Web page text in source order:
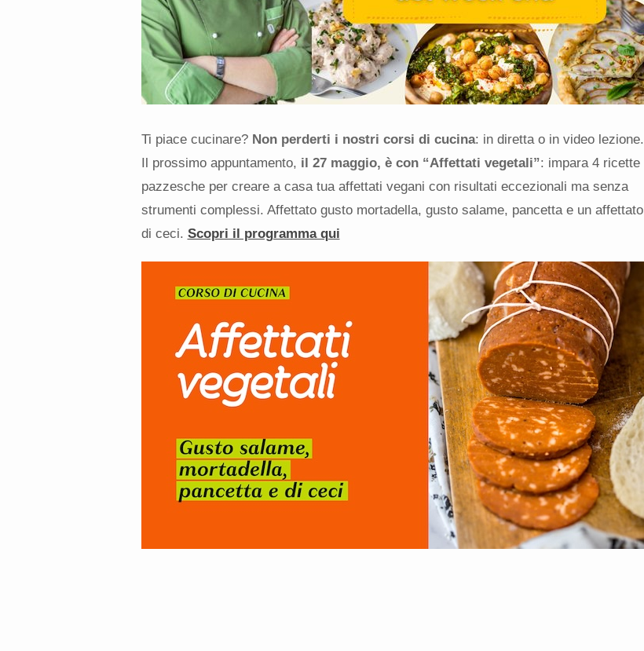
Ti piace cucinare? Non perderti i nostri corsi di cucina: in diretta o in video lezione.
Il prossimo appuntamento, il 27 maggio, è con “Affettati vegetali”: impara 4 ricette
pazzesche per creare a casa tua affettati vegani con risultati eccezionali ma senza
strumenti complessi. Affettato gusto mortadella, gusto salame, pancetta e un affettato
di ceci. Scopri il programma qui